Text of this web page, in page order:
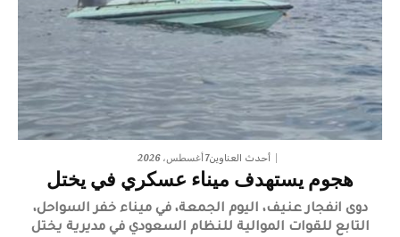
أحدث العناوين7 أغسطس، 2026
هجوم يستهدف ميناء عسكري في يختل
دوى انفجار عنيف، اليوم الجمعة، في ميناء خفر السواحل،
التابع للقوات الموالية للنظام السعودي في مديرية يختل